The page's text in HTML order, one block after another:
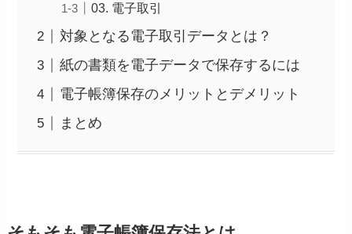
03. 電子取引
対象となる電子取引データとは？
紙の書類を電子データで保存するには
電子帳簿保存のメリットとデメリット
まとめ